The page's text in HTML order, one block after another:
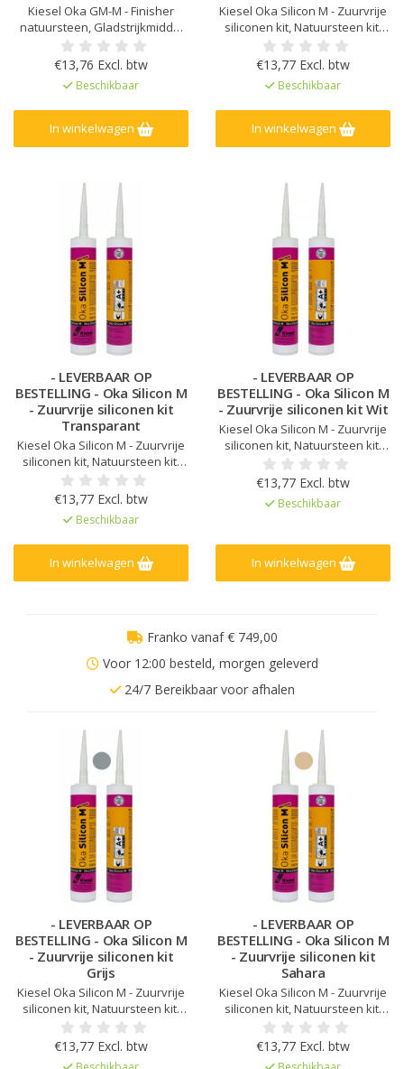
Kiesel Oka GM-M - Finisher
natuursteen, Gladstrijkmiddel
voor Oka Silicon M, Waterige
oplossing van oppervlakte-
actieve stoffen, Speciaal
ontworpen voor gevoelig
marmer & natuursteen, Voor
schone gewrichtsoppervlakken,
Gebruiksklaar gladmakend
€13,76 Excl. btw
Beschikbaar
In winkelwagen
Kiesel Oka Silicon M - Zuurvrije
siliconen kit, Natuursteen kit,
Kleur afgestemd op Kiesel
Servoperl Royal, Geen
randvervuiling of vlekken op
natuursteen, Zeer lage emissie
EC1Plus gelicentieerd
€13,77 Excl. btw
Beschikbaar
In winkelwagen
- LEVERBAAR OP
BESTELLING - Oka Silicon M
- Zuurvrije siliconen kit
Transparant
Kiesel Oka Silicon M - Zuurvrije
siliconen kit, Natuursteen kit,
Kleur afgestemd op Kiesel
Servoperl Royal, Geen
randvervuiling of vlekken op
natuursteen, Zeer lage emissie
EC1Plus gelicentieerd
€13,77 Excl. btw
Beschikbaar
In winkelwagen
- LEVERBAAR OP
BESTELLING - Oka Silicon M
- Zuurvrije siliconen kit Wit
Kiesel Oka Silicon M - Zuurvrije
siliconen kit, Natuursteen kit,
Kleur afgestemd op Kiesel
Servoperl Royal, Geen
randvervuiling of vlekken op
natuursteen, Zeer lage emissie
€13,77 Excl. btw
Beschikbaar
In winkelwagen
Franko vanaf € 749,00
Voor 12:00 besteld, morgen geleverd
24/7 Bereikbaar voor afhalen
- LEVERBAAR OP
BESTELLING - Oka Silicon M
- Zuurvrije siliconen kit
Grijs
Kiesel Oka Silicon M - Zuurvrije
siliconen kit, Natuursteen kit,
Kleur afgestemd op Kiesel
Servoperl Royal, Geen
randvervuiling of vlekken op
€13,77 Excl. btw
- LEVERBAAR OP
BESTELLING - Oka Silicon M
- Zuurvrije siliconen kit
Sahara
Kiesel Oka Silicon M - Zuurvrije
siliconen kit, Natuursteen kit,
Kleur afgestemd op Kiesel
Servoperl Royal, Geen
randvervuiling of vlekken op
€13,77 Excl. btw